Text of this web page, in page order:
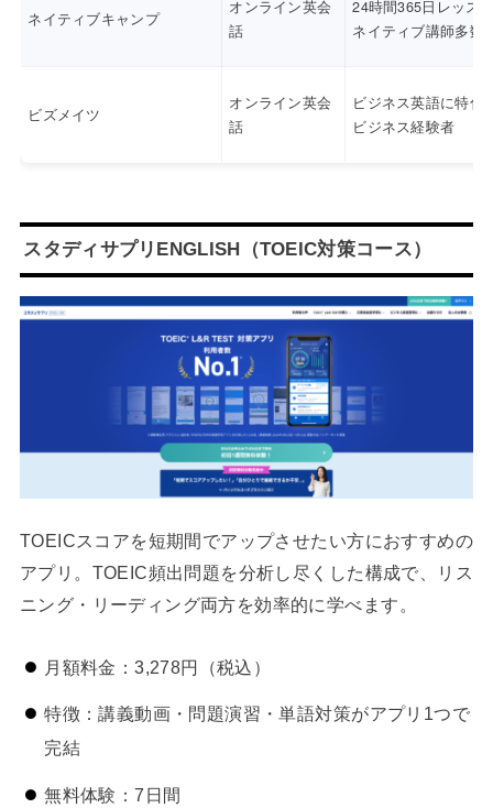
ネイティブキャンプ
オンライン英会
話
24時間365日レッス
ネイティブ講師多数
ビズメイツ
オンライン英会
話
ビジネス英語に特化
ビジネス経験者
スタディサプリENGLISH（TOEIC対策コース）
TOEICスコアを短期間でアップさせたい方におすすめの
アプリ。TOEIC頻出問題を分析し尽くした構成で、リス
ニング・リーディング両方を効率的に学べます。
月額料金：3,278円（税込）
特徴：講義動画・問題演習・単語対策がアプリ1つで
完結
無料体験：7日間